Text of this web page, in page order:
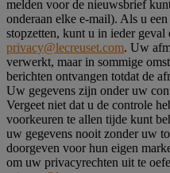
melden voor de nieuwsbrief
onderaan elke e-mail). Als u
stopzetten, kunt u in ieder geval
privacy@lecreuset.com. Uw
verwerkt, maar in sommige
berichten ontvangen totdat de
Uw gegevens zijn onder uw
Vergeet niet dat u de controle
voorkeuren te allen tijde kunt
uw gegevens nooit zonder uw
doorgeven voor hun eigen
om uw privacyrechten uit te